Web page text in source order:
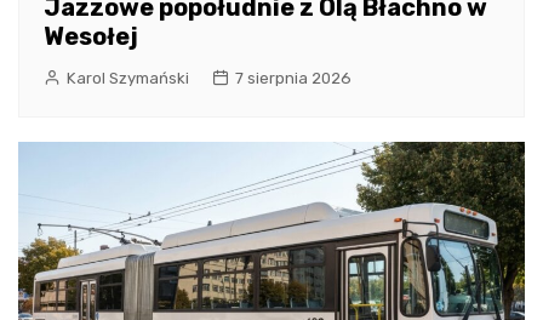
Jazzowe popołudnie z Olą Błachno w
Wesołej
Karol Szymański 7 sierpnia 2026